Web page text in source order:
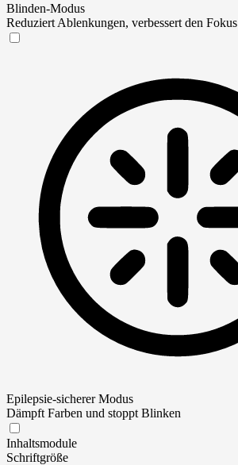
Blinden-Modus
Reduziert Ablenkungen, verbessert den Fokus
Epilepsie-sicherer Modus
Dämpft Farben und stoppt Blinken
Inhaltsmodule
Schriftgröße